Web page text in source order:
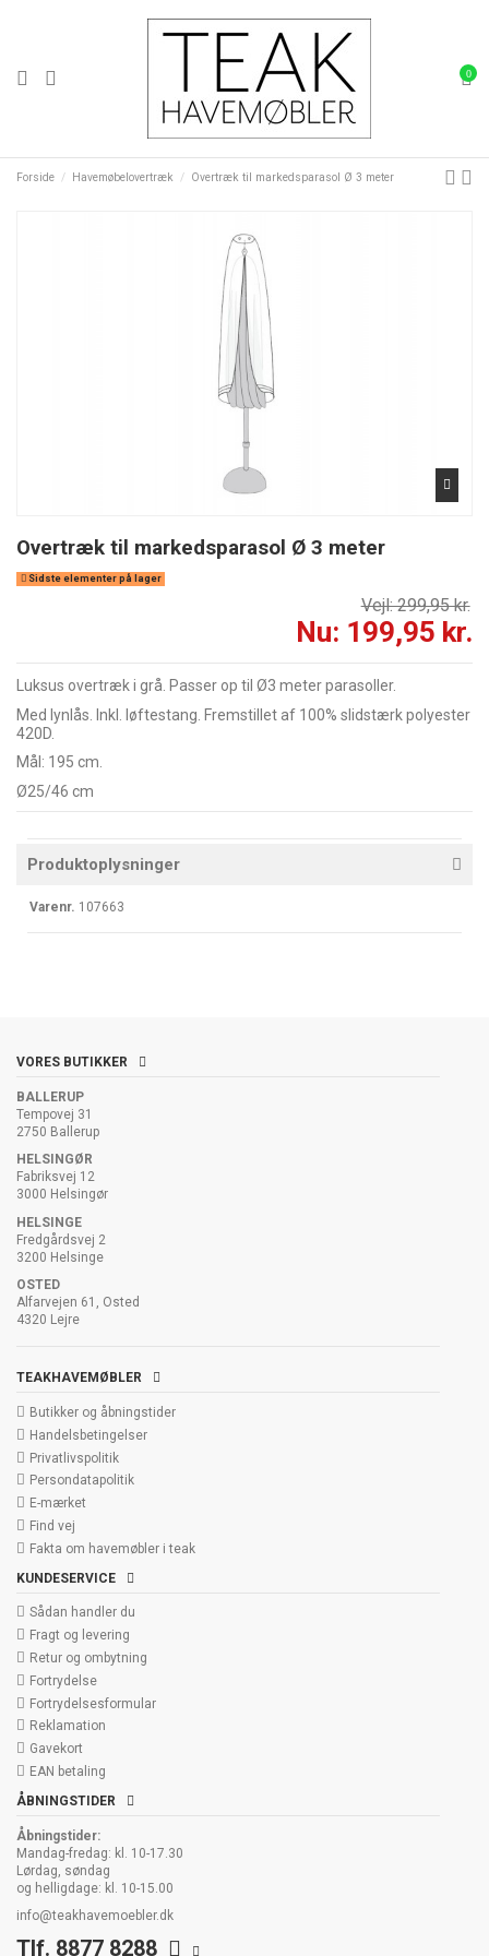
0
Forside Havemøbelovertræk Overtræk til markedsparasol Ø 3 meter
Overtræk til markedsparasol Ø 3 meter
Sidste elementer på lager
Vejl: 299,95 kr.
Nu: 199,95 kr.
Luksus overtræk i grå. Passer op til Ø3 meter parasoller.
Med lynlås. Inkl. løftestang. Fremstillet af 100% slidstærk polyester
420D.
Mål: 195 cm.
Ø25/46 cm
Produktoplysninger
Varenr. 107663
VORES BUTIKKER
BALLERUP
Tempovej 31
2750 Ballerup
HELSINGØR
Fabriksvej 12
3000 Helsingør
HELSINGE
Fredgårdsvej 2
3200 Helsinge
OSTED
Alfarvejen 61, Osted
4320 Lejre
TEAKHAVEMØBLER
Butikker og åbningstider
Handelsbetingelser
Privatlivspolitik
Persondatapolitik
E-mærket
Find vej
Fakta om havemøbler i teak
KUNDESERVICE
Sådan handler du
Fragt og levering
Retur og ombytning
Fortrydelse
Fortrydelsesformular
Reklamation
Gavekort
EAN betaling
ÅBNINGSTIDER
Åbningstider:
Mandag-fredag: kl. 10-17.30
Lørdag, søndag
og helligdage: kl. 10-15.00
info@teakhavemoebler.dk
Tlf. 8877 8288